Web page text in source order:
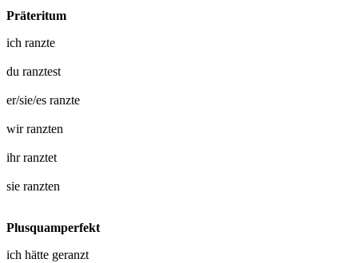
Präteritum
ich ranzte
du ranztest
er/sie/es ranzte
wirranzten
ihrranztet
sie ranzten
Plusquamperfekt
ich hätte geranzt